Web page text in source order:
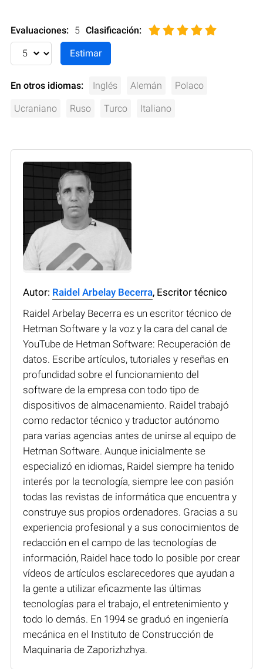
Evaluaciones: 5 Clasificación:
En otros idiomas: Inglés Alemán Polaco
Ucraniano Ruso Turco Italiano
Autor: Raidel Arbelay Becerra, Escritor técnico
Raidel Arbelay Becerra es un escritor técnico de
Hetman Software y la voz y la cara del canal de
YouTube de Hetman Software: Recuperación de
datos. Escribe artículos, tutoriales y reseñas en
profundidad sobre el funcionamiento del
software de la empresa con todo tipo de
dispositivos de almacenamiento. Raidel trabajó
como redactor técnico y traductor autónomo
para varias agencias antes de unirse al equipo de
Hetman Software. Aunque inicialmente se
especializó en idiomas, Raidel siempre ha tenido
interés por la tecnología, siempre lee con pasión
todas las revistas de informática que encuentra y
construye sus propios ordenadores. Gracias a su
experiencia profesional y a sus conocimientos de
redacción en el campo de las tecnologías de
información, Raidel hace todo lo posible por crear
vídeos de artículos esclarecedores que ayudan a
la gente a utilizar eficazmente las últimas
tecnologías para el trabajo, el entretenimiento y
todo lo demás. En 1994 se graduó en ingeniería
mecánica en el Instituto de Construcción de
Maquinaria de Zaporizhzhya.